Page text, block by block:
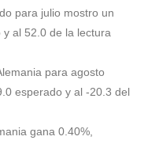
para julio mostro un
al 52.0 de la lectura
para agosto
esperado y al -20.3 del
gana 0.40%,